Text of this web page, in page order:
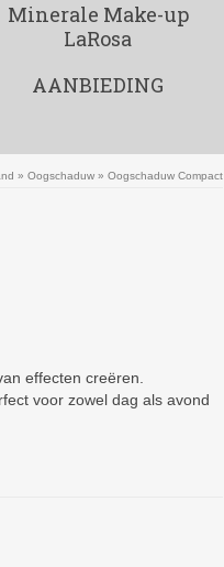
Minerale Make-up
LaRosa
AANBIEDING
» Oogschaduw » Oogschaduw Compact
effecten creëren.
voor zowel dag als avond